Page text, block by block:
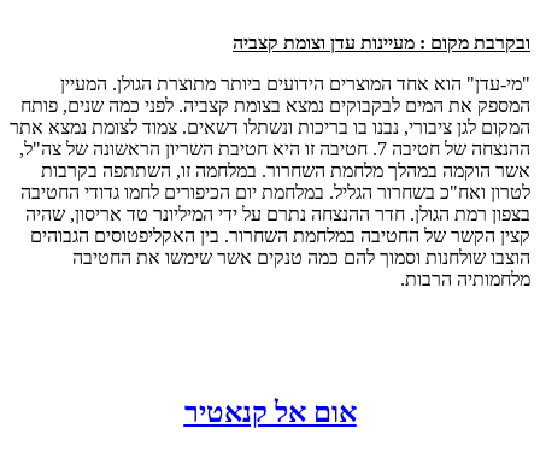
ובקרבת מקום : מעיינות עדן וצומת קצביה
"מי-עדן" הוא אחד המוצרים הידועים ביותר מתוצרת הגולן. המעיין
המספק את המים לבקבוקים נמצא בצומת קצביה. לפני כמה שנים, פותח
המקום לגן ציבורי, נבנו בו בריכות ונשתלו דשאים. צמוד לצומת נמצא אתר
ההנצחה של חטיבה 7. חטיבה זו היא חטיבת השריון הראשונה של צה"ל,
אשר הוקמה במהלך מלחמת השחרור. במלחמה זו, השתתפה בקרבות
לטרון ואח"כ בשחרור הגליל. במלחמת יום הכיפורים לחמו גדודי החטיבה
בצפון רמת הגולן. חדר ההנצחה נתרם על ידי המיליונר טד אריסון, שהיה
קצין הקשר של החטיבה במלחמת השחרור. בין האקליפטוסים הגבוהים
הוצבו שולחנות וסמוך להם כמה טנקים אשר שימשו את החטיבה
מלחמותיה הרבות.
אום אל קנאטיר